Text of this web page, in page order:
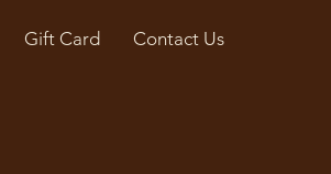
Gift Card Contact Us